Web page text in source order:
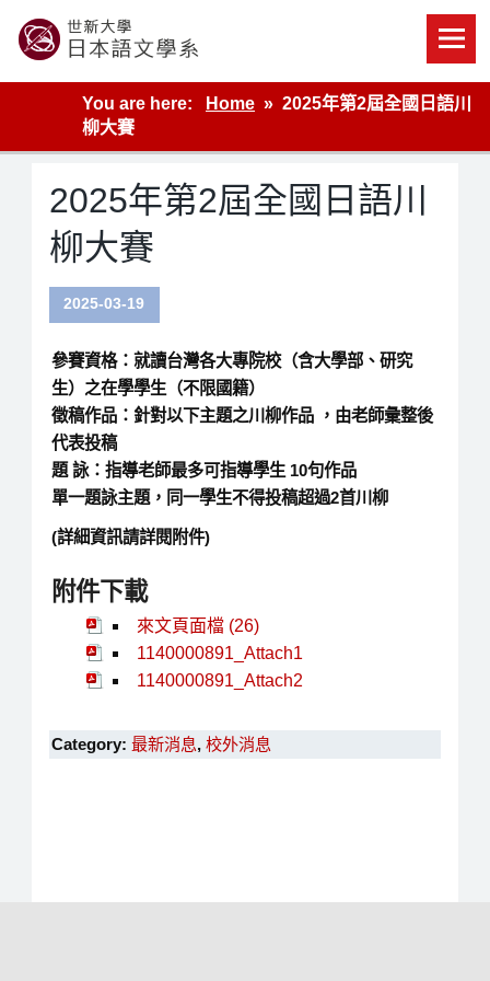
content
世新大學教學單位的網站
You are here:
Home
2025年第2屆全國日語川
柳大賽
2025年第2屆全國日語川
柳大賽
2025-03-19
參賽資格：就讀台灣各大專院校（含大學部、研究
生）之在學學生（不限國籍）
徵稿作品：針對以下主題之川柳作品 ，由老師彙整後
代表投稿
題 詠：指導老師最多可指導學生 10句作品
單一題詠主題，同一學生不得投稿超過2首川柳
(詳細資訊請詳閱附件)
附件下載
來文頁面檔 (26)
1140000891_Attach1
1140000891_Attach2
Category: 最新消息, 校外消息